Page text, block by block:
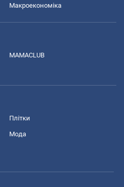
Макроекономіка
MAMACLUB
Плітки
Мода